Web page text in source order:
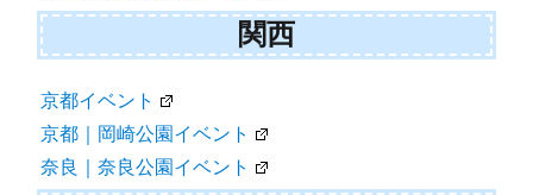
関西
京都イベント
京都｜岡崎公園イベント
奈良｜奈良公園イベント